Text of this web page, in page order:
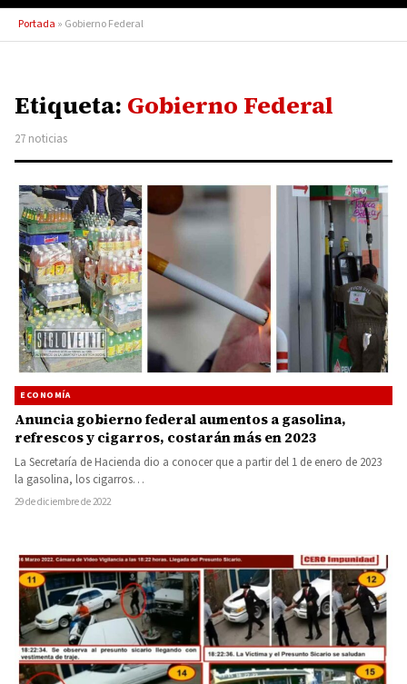
Portada » Gobierno Federal
Etiqueta: Gobierno Federal
27 noticias
ECONOMÍA
Anuncia gobierno federal aumentos a gasolina,
refrescos y cigarros, costarán más en 2023
La Secretaría de Hacienda dio a conocer que a partir del 1 de enero de 2023
la gasolina, los cigarros…
29 de diciembre de 2022